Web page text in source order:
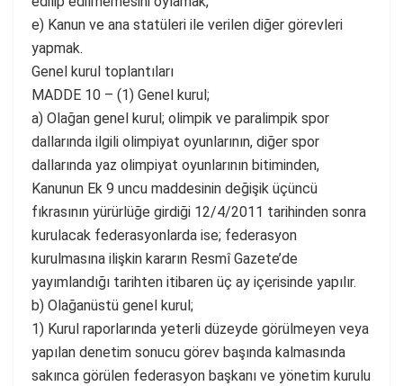
e) Kanun ve ana statüleri ile verilen diğer görevleri
yapmak.
Genel kurul toplantıları
MADDE 10 – (1) Genel kurul;
a) Olağan genel kurul; olimpik ve paralimpik spor
dallarında ilgili olimpiyat oyunlarının, diğer spor
dallarında yaz olimpiyat oyunlarının bitiminden,
Kanunun Ek 9 uncu maddesinin değişik üçüncü
fıkrasının yürürlüğe girdiği 12/4/2011 tarihinden sonra
kurulacak federasyonlarda ise; federasyon
kurulmasına ilişkin kararın Resmî Gazete’de
yayımlandığı tarihten itibaren üç ay içerisinde yapılır.
b) Olağanüstü genel kurul;
1) Kurul raporlarında yeterli düzeyde görülmeyen veya
yapılan denetim sonucu görev başında kalmasında
sakınca görülen federasyon başkanı ve yönetim kurulu